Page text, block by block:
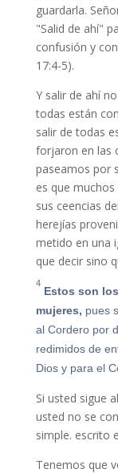
guardarla.
"Salid de ahí"
confusión y
17:4-5).
Y salir de ahí
todas están
salir de todas
forjaron en las
paseamos por
es que
sus ceencias
herejías
metido en una
que decir sino
4
Estos son
mujeres, pues
al Cordero por
redimidos de
Dios y para el
Si usted sigue
usted no se
simple. escrito
Tenemos que